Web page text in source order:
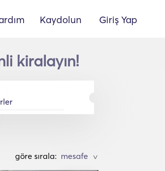
Kaydolun Giriş Yap
kiralayın!
göre sırala: >